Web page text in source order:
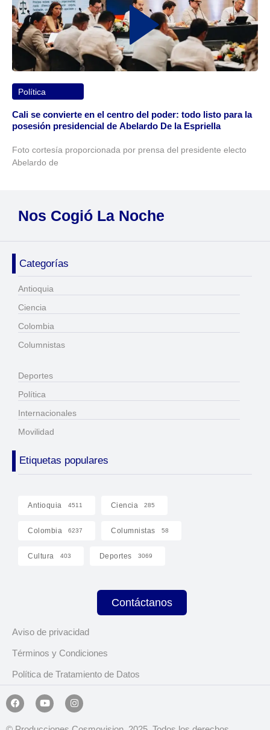
Política
Cali se convierte en el centro del poder: todo listo para la
posesión presidencial de Abelardo De la Espriella
Foto cortesía proporcionada por prensa del presidente electo
Abelardo de
Nos Cogió La Noche
Categorías
Antioquia
Ciencia
Colombia
Columnistas
Deportes
Política
Internacionales
Movilidad
Etiquetas populares
Antioquia 4511 Ciencia 285
Colombia 6237 Columnistas 58
Cultura 403 Deportes 3069
Contáctanos
Aviso de privacidad
Términos y Condiciones
Política de Tratamiento de Datos